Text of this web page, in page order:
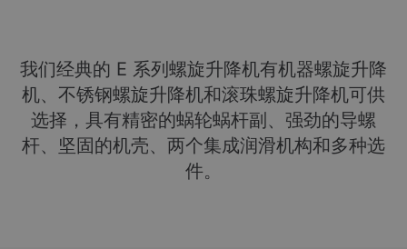
我们经典的 E 系列螺旋升降机有机器螺旋升降
机、不锈钢螺旋升降机和滚珠螺旋升降机可供
选择，具有精密的蜗轮蜗杆副、强劲的导螺
杆、坚固的机壳、两个集成润滑机构和多种选
件。